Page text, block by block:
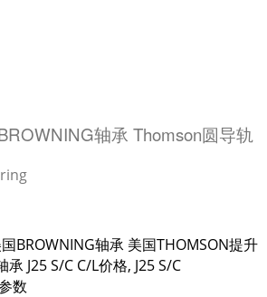
轴承 Thomson圆导轨
BROWNING轴承 美国THOMSON提升
J25 S/C C/L价格, J25 S/C
数